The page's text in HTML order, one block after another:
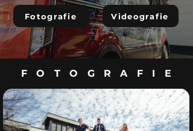
Fotografie Videografie
FOTOGRAFIE